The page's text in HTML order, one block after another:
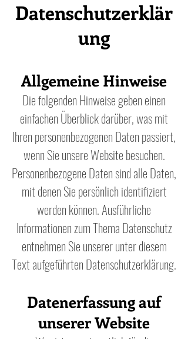
Datenschutzerklär
ung
Allgemeine Hinweise
Die folgenden Hinweise geben einen
einfachen Überblick darüber, was mit
Ihren personenbezogenen Daten passiert,
wenn Sie unsere Website besuchen.
Personenbezogene Daten sind alle Daten,
mit denen Sie persönlich identifiziert
werden können. Ausführliche
Informationen zum Thema Datenschutz
entnehmen Sie unserer unter diesem
Text aufgeführten Datenschutzerklärung.
Datenerfassung auf
unserer Website